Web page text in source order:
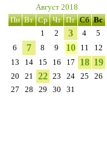
Август 2018
Пн Вт Ср Чт Пт Сб Вс
1
2 3 4
5
6
7 8 9 10 11
12
13
14 15 16 17 18 19
20 21 22 23 24 25
26
27
28 29 30 31